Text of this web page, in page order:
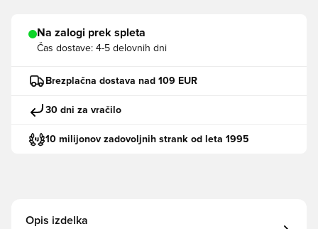
Na zalogi prek spleta
Čas dostave: 4-5 delovnih dni
Brezplačna dostava nad 109 EUR
30 dni za vračilo
10 milijonov zadovoljnih strank od leta 1995
Opis izdelka